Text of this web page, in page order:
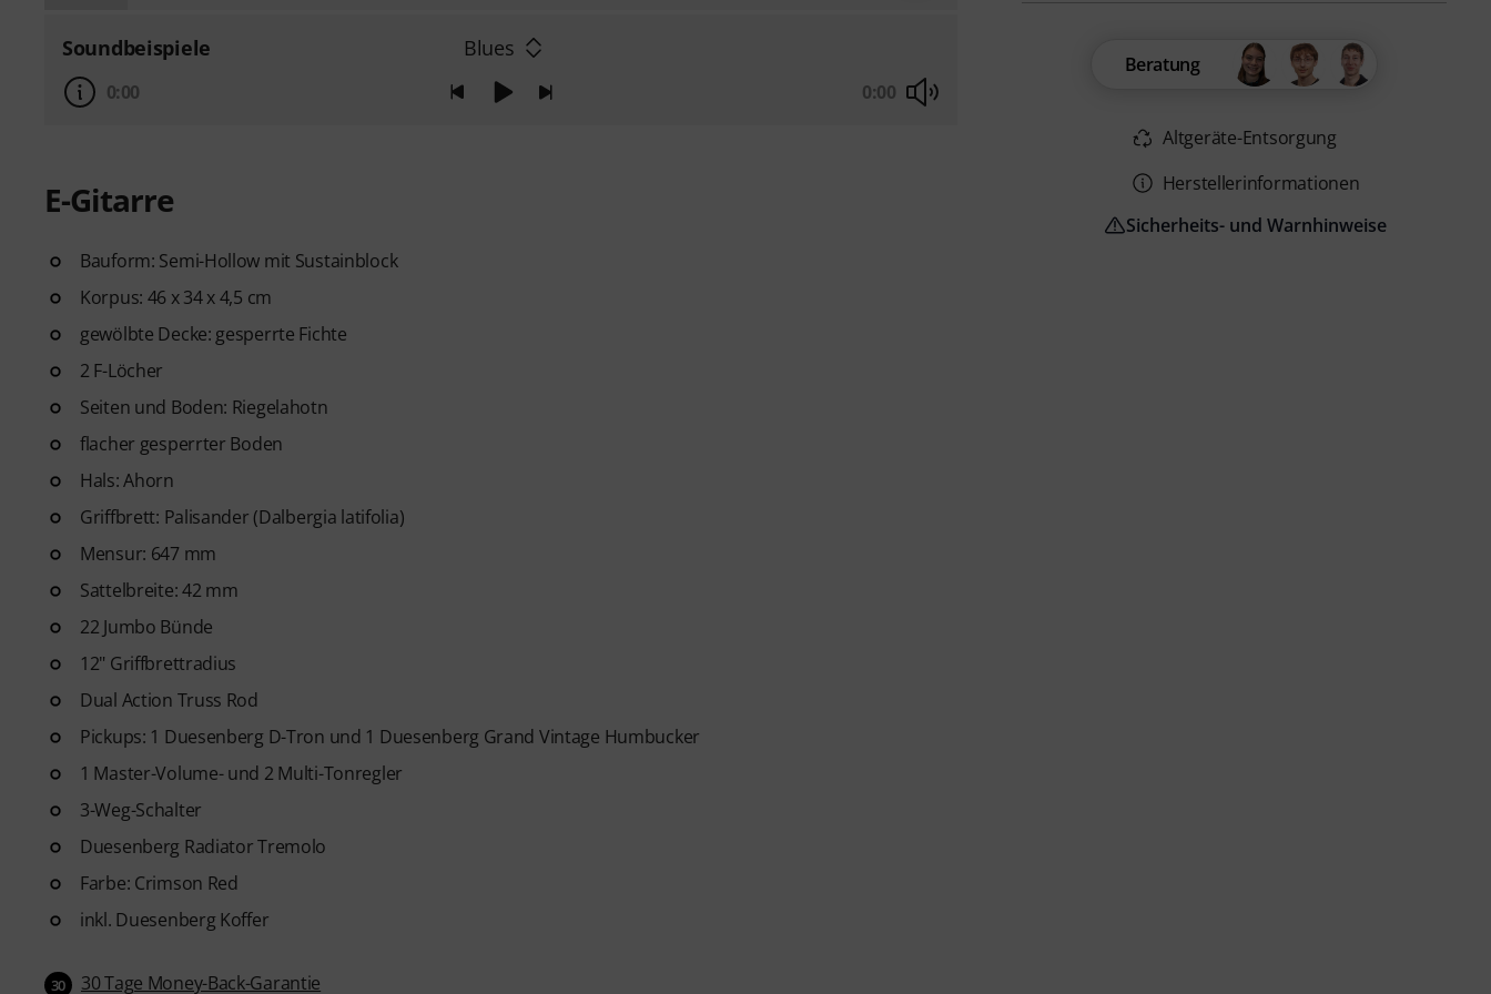
Soundbeispiele Blues
0:00 0:00
E-Gitarre
Bauform: Semi-Hollow mit Sustainblock
Korpus: 46 x 34 x 4,5 cm
gewölbte Decke: gesperrte Fichte
2 F-Löcher
Seiten und Boden: Riegelahotn
flacher gesperrter Boden
Hals: Ahorn
Griffbrett: Palisander (Dalbergia latifolia)
Mensur: 647 mm
Sattelbreite: 42 mm
22 Jumbo Bünde
12" Griffbrettradius
Dual Action Truss Rod
Pickups: 1 Duesenberg D-Tron und 1 Duesenberg Grand Vintage Humbucker
1 Master-Volume- und 2 Multi-Tonregler
3-Weg-Schalter
Duesenberg Radiator Tremolo
Farbe: Crimson Red
inkl. Duesenberg Koffer
30 30 Tage Money-Back-Garantie
Beratung
Altgeräte-Entsorgung
Herstellerinformationen
Sicherheits- und Warnhinweise